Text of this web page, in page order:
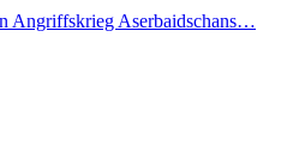
Angriffskrieg Aserbaidschans…